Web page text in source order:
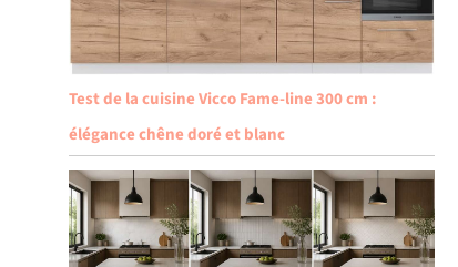
Test de la cuisine Vicco Fame-line 300 cm :
élégance chêne doré et blanc